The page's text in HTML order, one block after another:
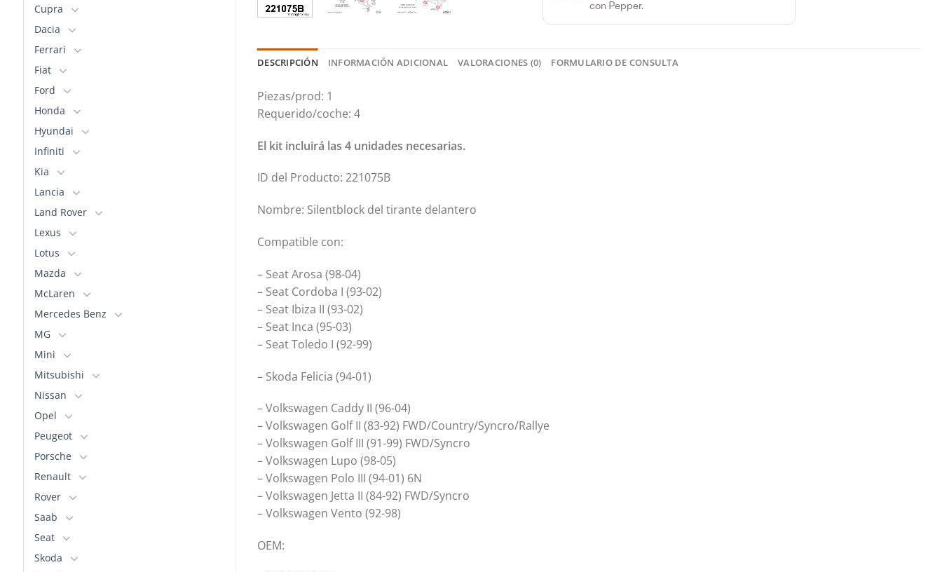
Cupra
Dacia
Ferrari
Fiat
Ford
Honda
Hyundai
Infiniti
Kia
Lancia
Land Rover
Lexus
Lotus
Mazda
McLaren
Mercedes Benz
MG
Mini
Mitsubishi
Nissan
Opel
Peugeot
Porsche
Renault
Rover
Saab
Seat
Skoda
con Pepper.
DESCRIPCIÓN INFORMACIÓN ADICIONAL VALORACIONES (0) FORMULARIO DE CONSULTA
Piezas/prod: 1
Requerido/coche: 4
El kit incluirá las 4 unidades necesarias.
ID del Producto: 221075B
Nombre: Silentblock del tirante delantero
Compatible con:
– Seat Arosa (98-04)
– Seat Cordoba I (93-02)
– Seat Ibiza II (93-02)
– Seat Inca (95-03)
– Seat Toledo I (92-99)
– Skoda Felicia (94-01)
– Volkswagen Caddy II (96-04)
– Volkswagen Golf II (83-92) FWD/Country/Syncro/Rallye
– Volkswagen Golf III (91-99) FWD/Syncro
– Volkswagen Lupo (98-05)
– Volkswagen Polo III (94-01) 6N
– Volkswagen Jetta II (84-92) FWD/Syncro
– Volkswagen Vento (92-98)
OEM: